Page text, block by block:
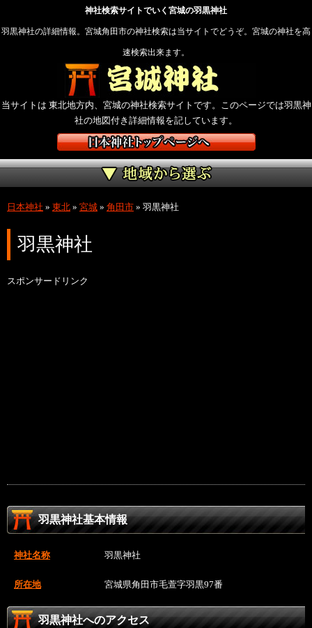
神社検索サイトでいく宮城の羽黒神社
羽黒神社の詳細情報。宮城角田市の神社検索は当サイトでどうぞ。宮城の神社を高
速検索出来ます。
当サイトは 東北地方内、宮城の神社検索サイトです。このページでは羽黒神
社の地図付き詳細情報を記しています。
日本神社 » 東北 » 宮城 » 角田市 » 羽黒神社
羽黒神社
スポンサードリンク
羽黒神社基本情報
神社名称 羽黒神社
所在地 宮城県角田市毛萱字羽黒97番
羽黒神社へのアクセス